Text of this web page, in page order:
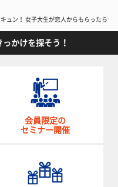
キュン！ 女子大生が恋人からもらったらう
かけを探そう！
会員限定の
セミナー開催